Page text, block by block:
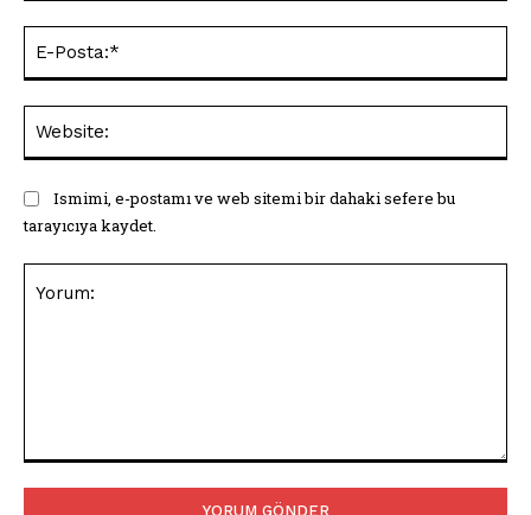
Ismimi, e-postamı ve web sitemi bir dahaki sefere bu
tarayıcıya kaydet.